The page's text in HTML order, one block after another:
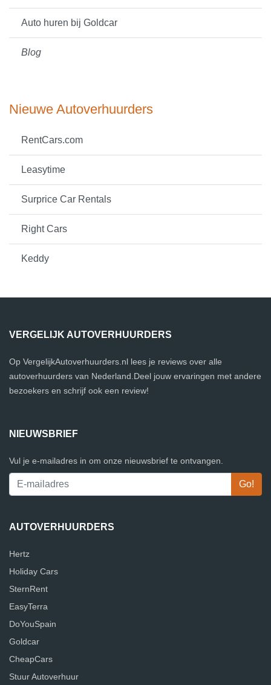
Auto huren bij Goldcar
Blog
Nieuwe Autoverhuurders
RentCars.com
Leasytime
Surprice Car Rentals
Right Cars
Keddy
VERGELIJK AUTOVERHUURDERS
Op VergelijkAutoverhuurders.nl lees je reviews over alle
autoverhuurders van Nederland.Deel jouw ervaringen met andere
bezoekers en schrijf ook een review!
NIEUWSBRIEF
Vul je e-mailadres in om onze nieuwsbrief te ontvangen.
AUTOVERHUURDERS
Hertz
Holiday Cars
SternRent
EasyTerra
DoYouSpain
Goldcar
CheapCars
Stuur Autoverhuur